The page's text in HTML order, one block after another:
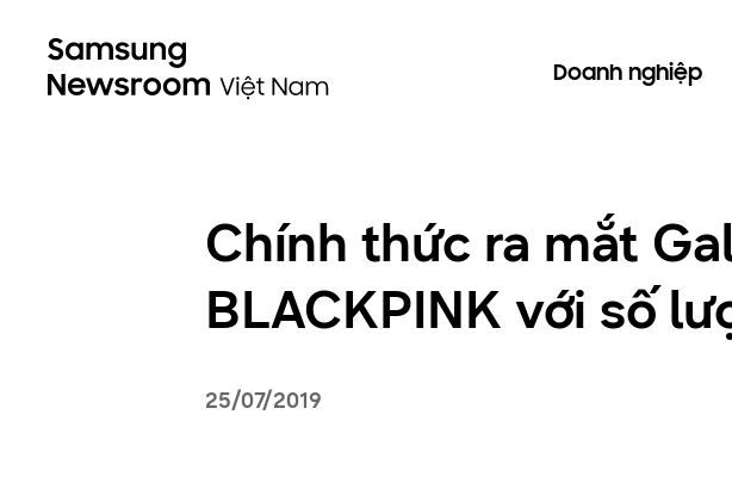
Doanh nghiệp
Chính thức ra mắt
BLACKPINK với số
25/07/2019